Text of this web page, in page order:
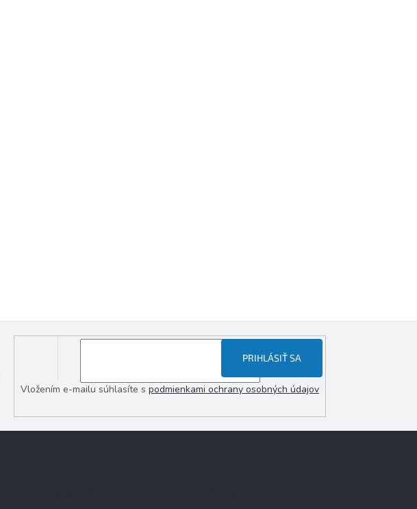
Vložením e-mailu súhlasíte s podmienkami ochrany osobných údajov
PRIHLÁSIŤ SA